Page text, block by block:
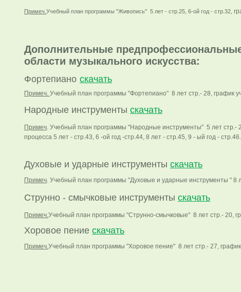
Примеч.Учебный план программы "Живопись" 5 лет - стр.25, 6-ой год - стр.32,
Дополнительные
области музыкального искусства:
Фортепиано скачать
Примеч.Учебный план программы "Фортепиано" 8 лет стр.- 28, график
Народные инструментыскачать
Примеч . Учебный план программы "Народные инструменты" 5 лет стр.-
процесса 5 лет - стр.43, 6 -ой год -стр.44, 8 лет - стр.45, 9 - ый год - стр.46.
Духовые и ударные инструментыскачать
Примеч . Учебный план программы "Духовые и ударные инструменты " 8
Струнно - смычковые инструментыскачать
Примеч.Учебный план программы "Струнно-смычковые" 8 лет стр.- 20,
Хоровое пениескачать
Примеч.Учебный план программы "Хоровое пение" 8 лет стр.- 27,